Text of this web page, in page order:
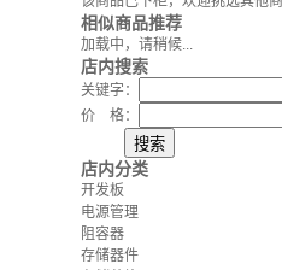
相似商品推荐
加载中，请稍候...
店内搜索
关键字：
价 格：
店内分类
开发板
电源管理
阻容器
存储器件